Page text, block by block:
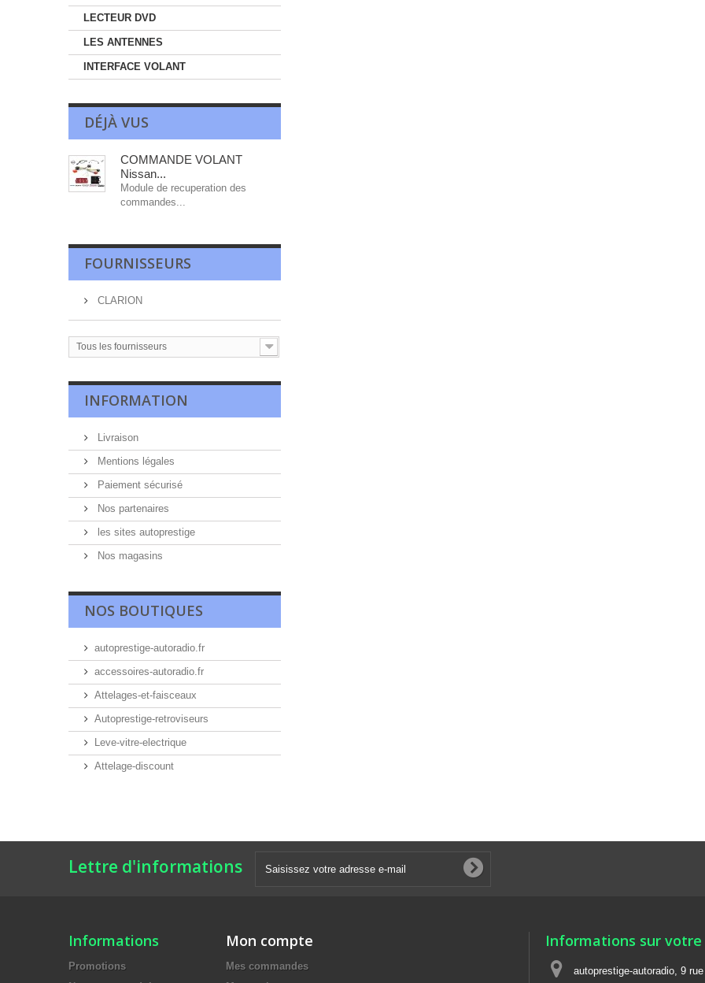
LECTEUR DVD
LES ANTENNES
INTERFACE VOLANT
DÉJÀ VUS
COMMANDE VOLANT
Nissan...
Module de recuperation des
commandes...
FOURNISSEURS
CLARION
Tous les fournisseurs
INFORMATION
Livraison
Mentions légales
Paiement sécurisé
Nos partenaires
les sites autoprestige
Nos magasins
NOS BOUTIQUES
autoprestige-autoradio.fr
accessoires-autoradio.fr
Attelages-et-faisceaux
Autoprestige-retroviseurs
Leve-vitre-electrique
Attelage-discount
Lettre d'informations
Informations
Promotions
Mon compte
Mes commandes
Informations sur
autoprestige-autoradio, 9